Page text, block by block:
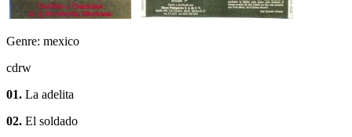
Genre: mexico
cdrw
01. La adelita
02. El soldado